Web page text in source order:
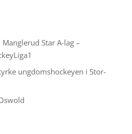
Star A-lag –
ungdomshockeyen i Stor-